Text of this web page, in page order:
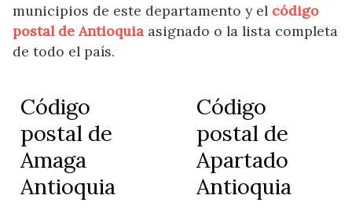
municipios de este departamento y el código
postal de Antioquia asignado o la lista completa
de todo el país.
Código
postal de
Amaga
Antioquia
Código
postal de
Apartado
Antioquia